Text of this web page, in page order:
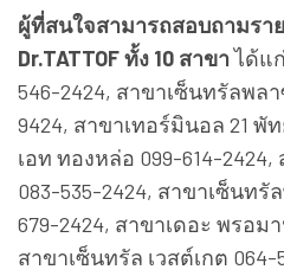
ผู้ที่สนใจสามารถสอบถามรา
Dr.TATTOF ทั้ง 10 สาขาได้แ
546-2424, สาขาเซ็นทรัลพล
9424, สาขาเทอร์มินอล 21 พั
เอท ทองหล่อ 099-614-
083-535-2424, สาขาเซ็นทรั
679-2424, สาขาเดอะ พรอม
สาขาเซ็นทรัล เวสต์เกต 064-